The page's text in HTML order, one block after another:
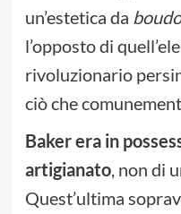
un’estetica da
l’opposto di
rivoluzionario
ciò che
Baker era in
artigianato, non di
Quest’ultima